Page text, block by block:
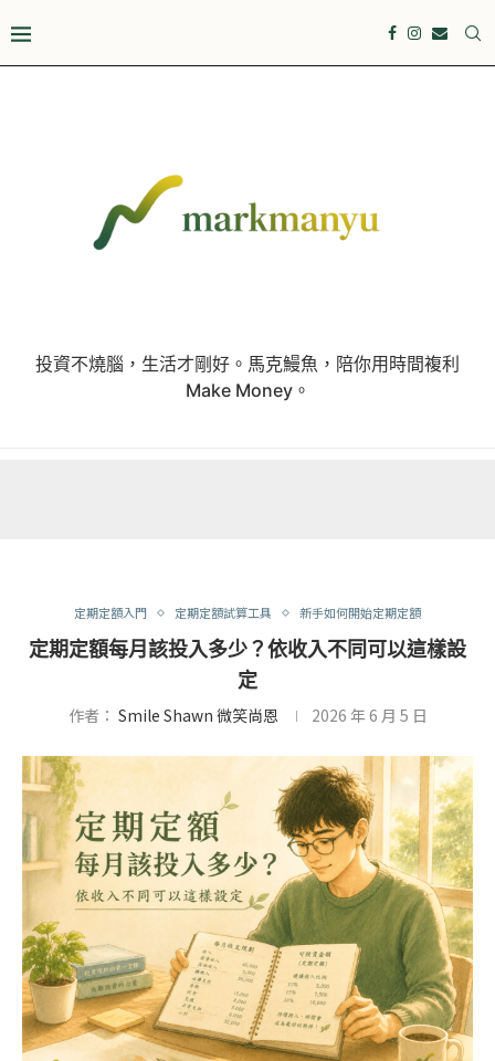
投資不燒腦，生活才剛好。馬克鰻魚，陪你用時間複利
Make Money。
定期定額入門 定期定額試算工具 新手如何開始定期定額
定期定額每月該投入多少？依收入不同可以這樣設
定
作者： Smile Shawn 微笑尚恩 2026 年 6 月 5 日